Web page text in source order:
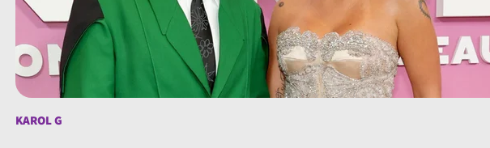
KAROL G